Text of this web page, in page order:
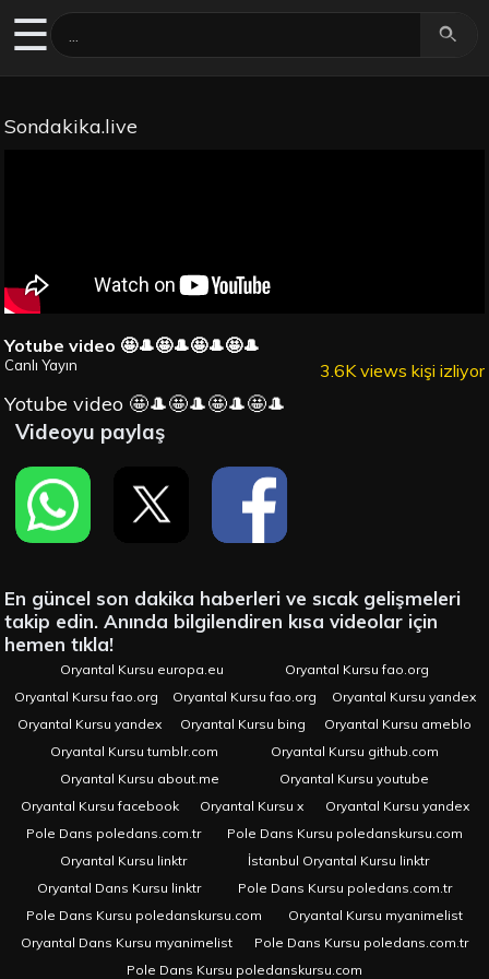
☰
Sondakika.live
Yotube video 🤩🎩🤩🎩🤩🎩🤩🎩
Canlı Yayın 3.6K views kişi izliyor
Yotube video 🤩🎩🤩🎩🤩🎩🤩🎩
Videoyu paylaş
En güncel son dakika haberleri ve sıcak gelişmeleri
takip edin. Anında bilgilendiren kısa videolar için
hemen tıkla!
Oryantal Kursu europa.eu
Oryantal Kursu fao.org
Oryantal Kursu fao.org
Oryantal Kursu fao.org
Oryantal Kursu yandex
Oryantal Kursu yandex
Oryantal Kursu bing
Oryantal Kursu ameblo
Oryantal Kursu tumblr.com
Oryantal Kursu github.com
Oryantal Kursu about.me
Oryantal Kursu youtube
Oryantal Kursu facebook
Oryantal Kursu x
Oryantal Kursu yandex
Pole Dans poledans.com.tr
Pole Dans Kursu poledanskursu.com
Oryantal Kursu linktr
İstanbul Oryantal Kursu linktr
Oryantal Dans Kursu linktr
Pole Dans Kursu poledans.com.tr
Pole Dans Kursu poledanskursu.com
Oryantal Kursu myanimelist
Oryantal Dans Kursu myanimelist
Pole Dans Kursu poledans.com.tr
Pole Dans Kursu poledanskursu.com